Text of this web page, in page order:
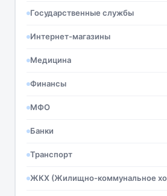
Государственные службы
Интернет-магазины
Медицина
Финансы
МФО
Банки
Транспорт
ЖКХ (Жилищно-коммунальное